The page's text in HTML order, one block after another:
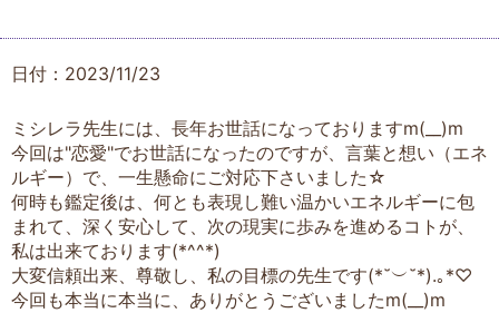
日付：2023/11/23
ミシレラ先生には、長年お世話になっておりますm(__)m
今回は"恋愛"でお世話になったのですが、言葉と想い（エネ
ルギー）で、一生懸命にご対応下さいました☆
何時も鑑定後は、何とも表現し難い温かいエネルギーに包
まれて、深く安心して、次の現実に歩みを進めるコトが、
私は出来ております(*^^*)
大変信頼出来、尊敬し、私の目標の先生です(⁠*⁠˘⁠︶⁠˘⁠*⁠)⁠.⁠｡⁠*⁠♡
今回も本当に本当に、ありがとうございましたm(__)m